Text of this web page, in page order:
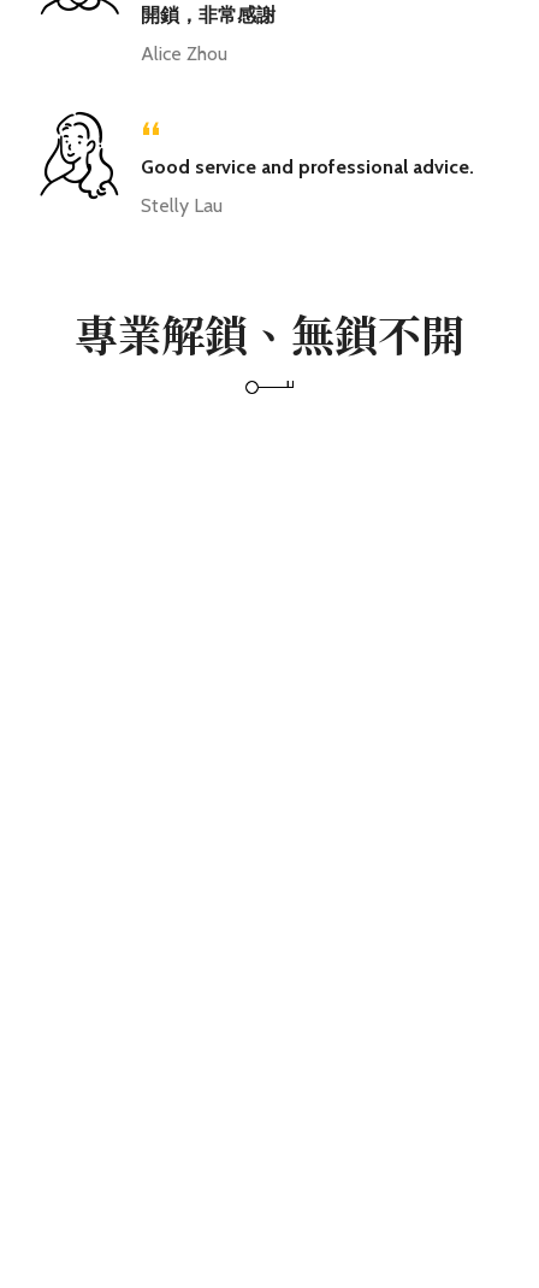
開鎖，非常感謝
Alice Zhou
“
Good service and professional advice.
Stelly Lau
專業解鎖、無鎖不開